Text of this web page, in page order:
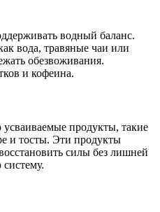
водный баланс.
вода, травяные чаи или
обезвоживания.
и кофеина.
усваиваемые продукты, такие
и тосты. Эти продукты
силы без лишней